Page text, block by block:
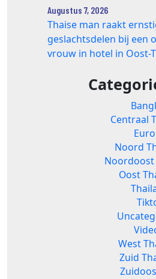
Augustus 7, 2026
Thaise man raakt
geslachtsdelen bij een
vrouw in hotel in Oost-
Centraal
Noord
Noordoost
Oost
West
Zuid